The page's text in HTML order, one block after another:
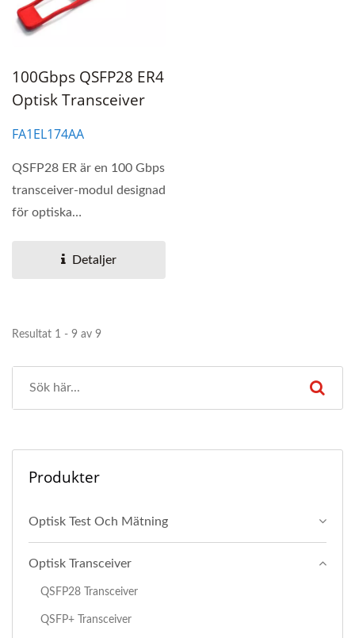
100Gbps QSFP28 ER4
Optisk Transceiver
FA1EL174AA
QSFP28 ER är en 100 Gbps
transceiver-modul designad
för optiska
Detaljer
Resultat 1 - 9 av 9
Produkter
Optisk Test Och Mätning
Optisk Transceiver
QSFP28 Transceiver
QSFP+ Transceiver